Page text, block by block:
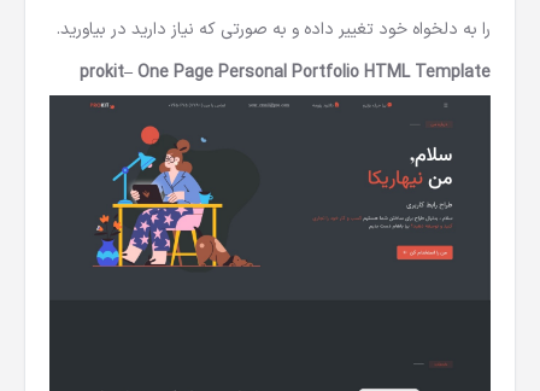
را به دلخواه خود تغییر داده و به صورتی که نیاز دارید در بیاورید.
prokit– One Page Personal Portfolio HTML Template